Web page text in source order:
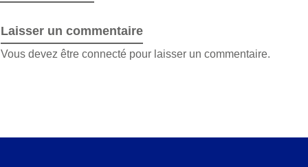
Laisser un commentaire
Vous devez être connecté pour laisser un commentaire.